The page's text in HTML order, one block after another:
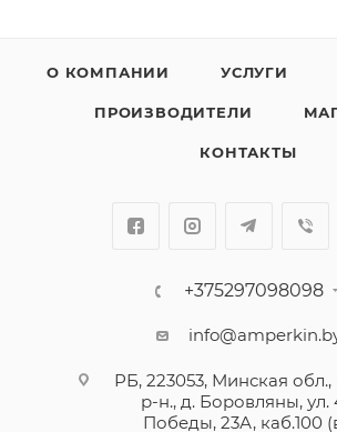
О КОМПАНИИ УСЛУГИ
ПРОИЗВОДИТЕЛИ
КОНТАКТЫ
+375297098098
РБ, 223053, Минская
р-н., д. Боровляны, ул.
Победы, 23А, каб.100